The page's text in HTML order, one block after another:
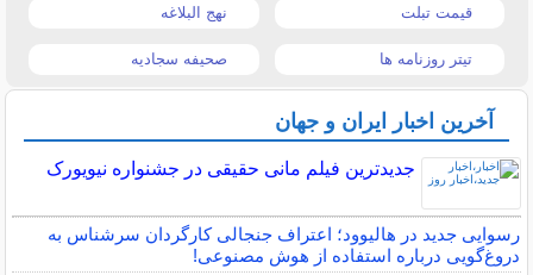
قیمت تبلت نهج البلاغه
تیتر روزنامه ها صحیفه سجادیه
آخرین اخبار ایران و جهان
جدیدترین فیلم مانی حقیقی در جشنواره نیویورک
رسوایی جدید در هالیوود؛ اعتراف جنجالی کارگردان سرشناس به
دروغ‌گویی درباره استفاده از هوش مصنوعی!